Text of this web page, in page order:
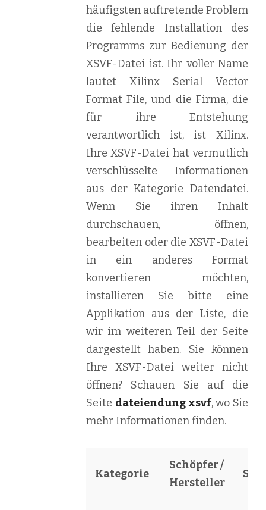
häufigsten auftretende Problem
die fehlende Installation des
Programms zur Bedienung der
XSVF-Datei ist. Ihr voller Name
lautet Xilinx Serial Vector
Format File, und die Firma, die
für ihre Entstehung
verantwortlich ist, ist Xilinx.
Ihre XSVF-Datei hat vermutlich
verschlüsselte Informationen
aus der Kategorie Datendatei.
Wenn Sie ihren Inhalt
durchschauen, öffnen,
bearbeiten oder die XSVF-Datei
in ein anderes Format
konvertieren möchten,
installieren Sie bitte eine
Applikation aus der Liste, die
wir im weiteren Teil der Seite
dargestellt haben. Sie können
Ihre XSVF-Datei weiter nicht
öffnen? Schauen Sie auf die
Seite dateiendung xsvf, wo Sie
mehr Informationen finden.
Kategorie
Schöpfer /
Hersteller